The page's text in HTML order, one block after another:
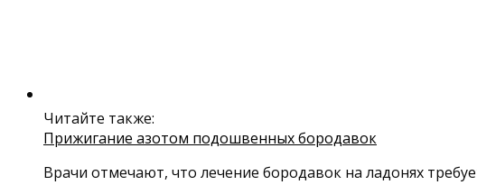
Читайте также:
Прижигание азотом подошвенных бородавок
Врачи отмечают, что лечение бородавок на ладонях